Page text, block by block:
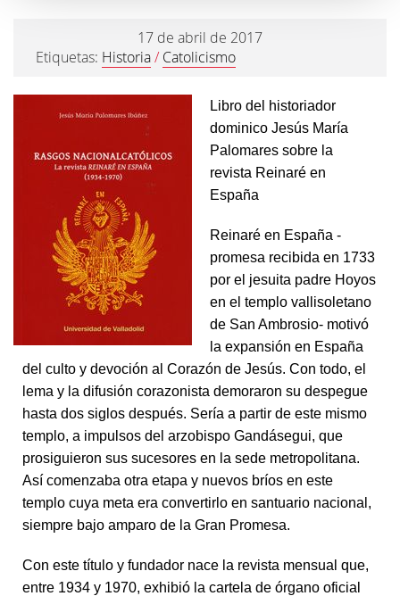
17 de abril de 2017
Etiquetas: Historia/ Catolicismo
Libro del historiador
dominico Jesús María
Palomares sobre la
revista Reinaré en
España
Reinaré en España -
promesa recibida en 1733
por el jesuita padre Hoyos
en el templo vallisoletano
de San Ambrosio- motivó
la expansión en España
del culto y devoción al Corazón de Jesús. Con todo, el
lema y la difusión corazonista demoraron su despegue
hasta dos siglos después. Sería a partir de este mismo
templo, a impulsos del arzobispo Gandásegui, que
prosiguieron sus sucesores en la sede metropolitana.
Así comenzaba otra etapa y nuevos bríos en este
templo cuya meta era convertirlo en santuario nacional,
siempre bajo amparo de la Gran Promesa.
Con este título y fundador nace la revista mensual que,
entre 1934 y 1970, exhibió la cartela de órgano oficial